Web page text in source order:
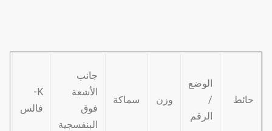
حائط
الوضع
/
الرقم
وزن سماكة
جانب
الأشعة
فوق
البنفسجية
K-
فالس